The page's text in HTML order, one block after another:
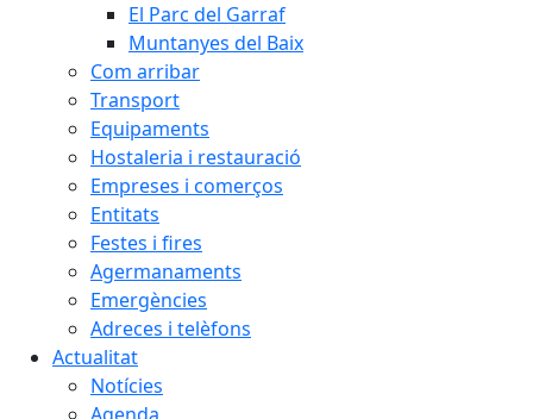
El Parc del Garraf
Muntanyes del Baix
Com arribar
Transport
Equipaments
Hostaleria i restauració
Empreses i comerços
Entitats
Festes i fires
Agermanaments
Emergències
Adreces i telèfons
Actualitat
Notícies